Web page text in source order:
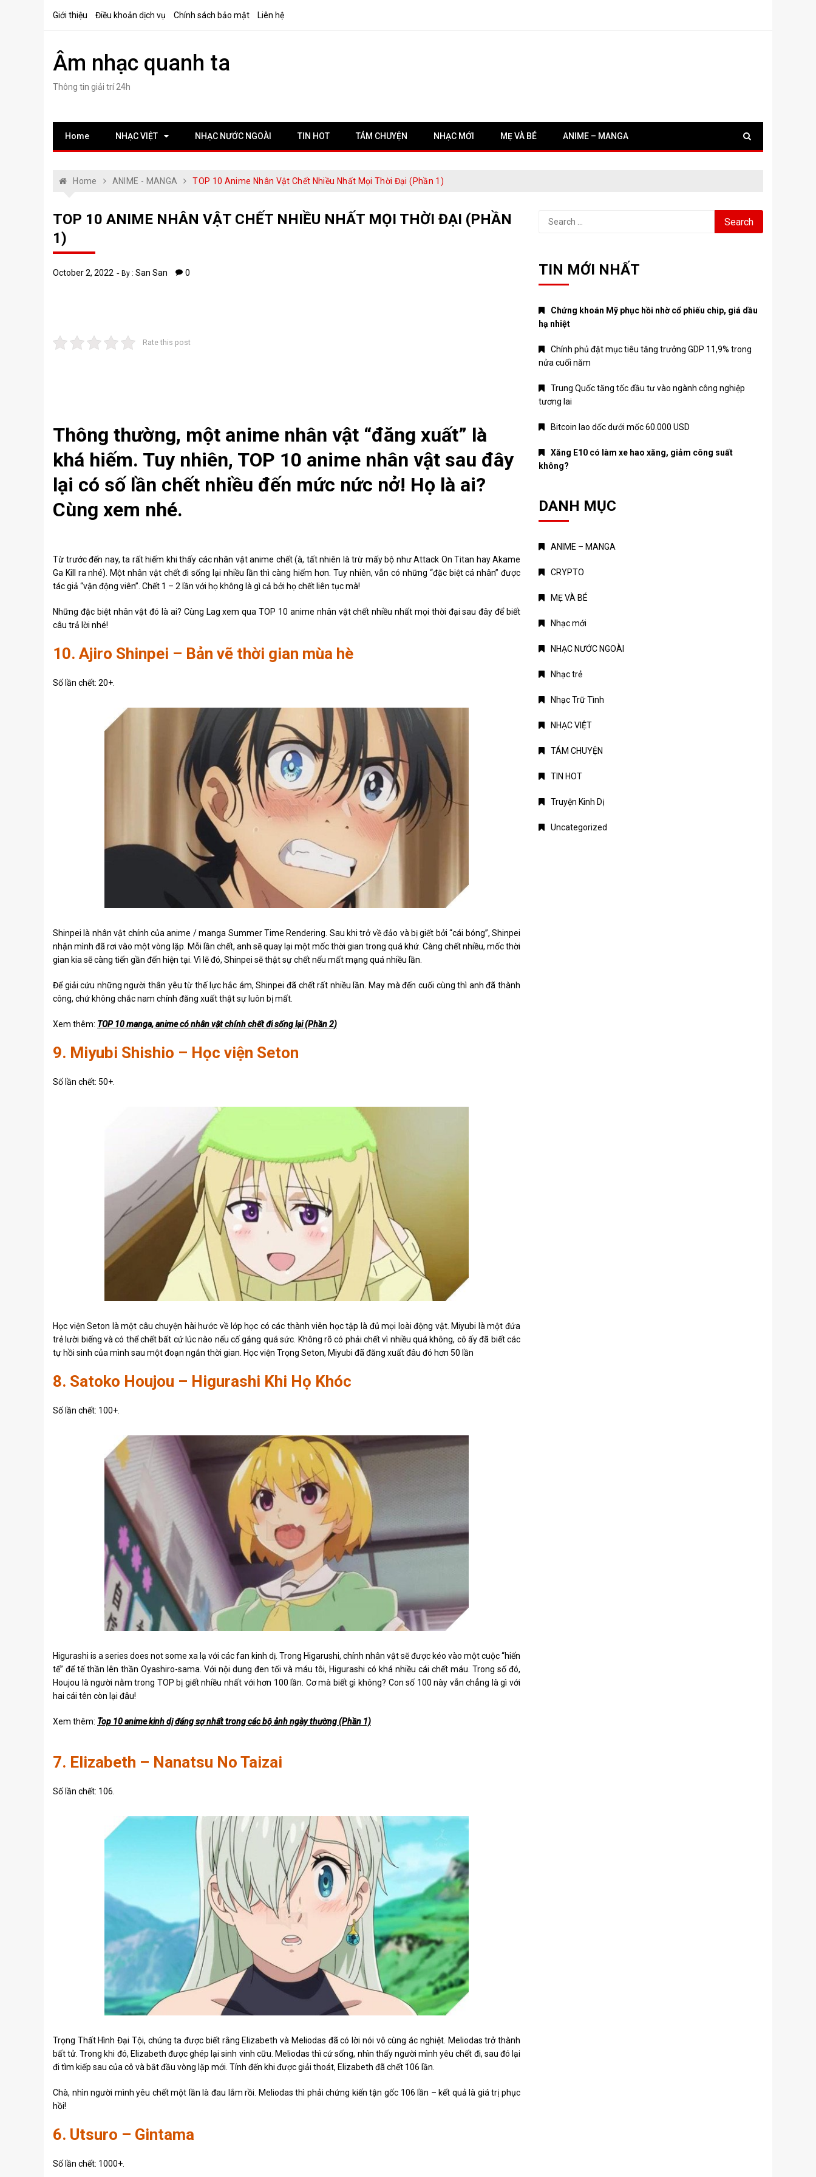
Giới thiệu Điều khoản dịch vụ Chính sách bảo mật Liên hệ
Âm nhạc quanh ta
Thông tin giải trí 24h
Home NHẠC VIỆT NHẠC NƯỚC NGOÀI TIN HOT TÁM CHUYỆN NHẠC MỚI MẸ VÀ BÉ ANIME – MANGA
Home ANIME - MANGA TOP 10 Anime Nhân Vật Chết Nhiều Nhất Mọi Thời Đại (Phần 1)
TOP 10 ANIME NHÂN VẬT CHẾT NHIỀU NHẤT MỌI THỜI ĐẠI (PHẦN
1)
October 2, 2022 By : San San 0
Rate this post
Thông thường, một anime nhân vật “đăng xuất” là
khá hiếm. Tuy nhiên, TOP 10 anime nhân vật sau đây
lại có số lần chết nhiều đến mức nức nở! Họ là ai?
Cùng xem nhé.
Từ trước đến nay, ta rất hiếm khi thấy các nhân vật anime chết (à, tất nhiên là trừ mấy bộ như Attack On Titan hay Akame
Ga Kill ra nhé). Một nhân vật chết đi sống lại nhiều lần thì càng hiếm hơn. Tuy nhiên, vẫn có những “đặc biệt cá nhân” được
tác giả “vận động viên”. Chết 1 – 2 lần với họ không là gì cả bởi họ chết liên tục mà!
Những đặc biệt nhân vật đó là ai? Cùng Lag xem qua TOP 10 anime nhân vật chết nhiều nhất mọi thời đại sau đây để biết
câu trả lời nhé!
10. Ajiro Shinpei – Bản vẽ thời gian mùa hè
Số lần chết: 20+.
Shinpei là nhân vật chính của anime / manga Summer Time Rendering. Sau khi trở về đảo và bị giết bởi “cái bóng”, Shinpei
nhận mình đã rơi vào một vòng lặp. Mỗi lần chết, anh sẽ quay lại một mốc thời gian trong quá khứ. Càng chết nhiều, mốc thời
gian kia sẽ càng tiến gần đến hiện tại. Vì lẽ đó, Shinpei sẽ thật sự chết nếu mất mạng quá nhiều lần.
Để giải cứu những người thân yêu từ thế lực hắc ám, Shinpei đã chết rất nhiều lần. May mà đến cuối cùng thì anh đã thành
công, chứ không chắc nam chính đăng xuất thật sự luôn bị mất.
Xem thêm: TOP 10 manga, anime có nhân vật chính chết đi sống lại (Phần 2)
9. Miyubi Shishio – Học viện Seton
Số lần chết: 50+.
Học viện Seton là một câu chuyện hài hước về lớp học có các thành viên học tập là đủ mọi loài động vật. Miyubi là một đứa
trẻ lười biếng và có thể chết bất cứ lúc nào nếu cố gắng quá sức. Không rõ có phải chết vì nhiều quá không, cô ấy đã biết các
tự hồi sinh của mình sau một đoạn ngắn thời gian. Học viện Trọng Seton, Miyubi đã đăng xuất đâu đó hơn 50 lần
8. Satoko Houjou – Higurashi Khi Họ Khóc
Số lần chết: 100+.
Higurashi is a series does not some xa lạ với các fan kinh dị. Trong Higarushi, chính nhân vật sẽ được kéo vào một cuộc “hiến
tế” để tế thần lên thần Oyashiro-sama. Với nội dung đen tối và máu tôi, Higurashi có khá nhiều cái chết máu. Trong số đó,
Houjou là người nằm trong TOP bị giết nhiều nhất với hơn 100 lần. Cơ mà biết gì không? Con số 100 này vẫn chẳng là gì với
hai cái tên còn lại đâu!
Xem thêm: Top 10 anime kinh dị đáng sợ nhất trong các bộ ảnh ngày thường (Phần 1)
7. Elizabeth – Nanatsu No Taizai
Số lần chết: 106.
Trọng Thất Hình Đại Tội, chúng ta được biết rằng Elizabeth và Meliodas đã có lời nói vô cùng ác nghiệt. Meliodas trở thành
bất tử. Trong khi đó, Elizabeth được ghép lại sinh vinh cữu. Meliodas thì cứ sống, nhìn thấy người mình yêu chết đi, sau đó lại
đi tìm kiếp sau của cô và bắt đầu vòng lặp mới. Tính đến khi được giải thoát, Elizabeth đã chết 106 lần.
Chà, nhìn người mình yêu chết một lần là đau lắm rồi. Meliodas thì phải chứng kiến ​​tận gốc 106 lần – kết quả là giá trị phục
hồi!
6. Utsuro – Gintama
Số lần chết: 1000+.
Search
TIN MỚI NHẤT
Chứng khoán Mỹ phục hồi nhờ cổ phiếu chip, giá dầu
hạ nhiệt
Chính phủ đặt mục tiêu tăng trưởng GDP 11,9% trong
nửa cuối năm
Trung Quốc tăng tốc đầu tư vào ngành công nghiệp
tương lai
Bitcoin lao dốc dưới mốc 60.000 USD
Xăng E10 có làm xe hao xăng, giảm công suất
không?
DANH MỤC
ANIME – MANGA
CRYPTO
MẸ VÀ BÉ
Nhạc mới
NHẠC NƯỚC NGOÀI
Nhạc trẻ
Nhạc Trữ Tình
NHẠC VIỆT
TÁM CHUYỆN
TIN HOT
Truyện Kinh Dị
Uncategorized